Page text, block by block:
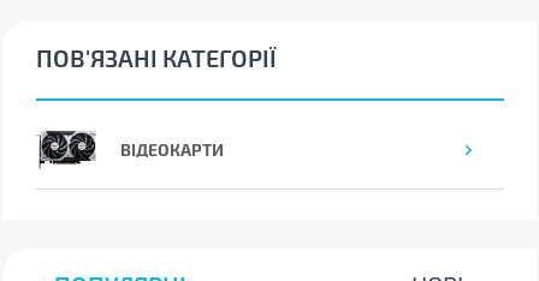
ПОВ'ЯЗАНІ КАТЕГОРІЇ
ВІДЕОКАРТИ